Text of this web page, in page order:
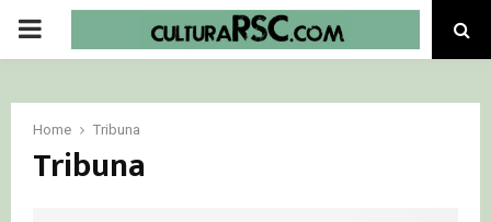
PRIMARY
Home Tribuna
Tribuna